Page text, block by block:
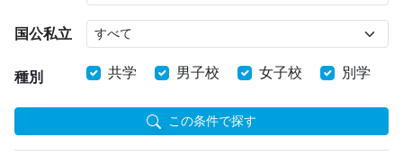
国公私立
種別 共学 男子校 女子校 別学
この条件で探す